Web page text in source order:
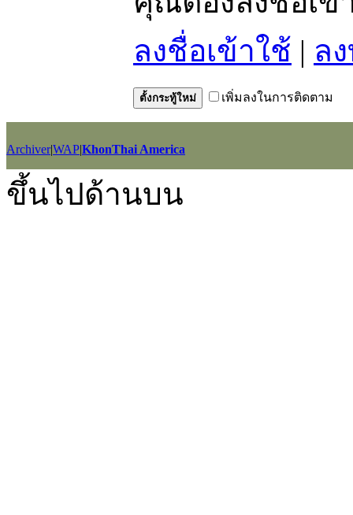
ลงชื่อเข้าใช้ | ล
ตั้งกระทู้ใหม่ เพิ่มลงในการติดตาม
Archiver|WAP|KhonThai America
GMT+7, 2026-8-9 21:20
Powered by Discuz! X2.5Language by
ขึ้นไปด้านบน